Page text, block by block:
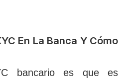
En La Banca Y Cómo
bancario es que es